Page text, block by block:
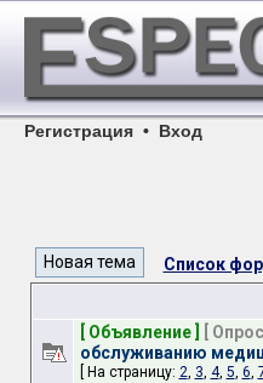
Регистрация • Вход
Список
[ Объявление ]
[ Опрос ]
обслуживанию
[ На страницу: 2, 3, 4, 5, 6,